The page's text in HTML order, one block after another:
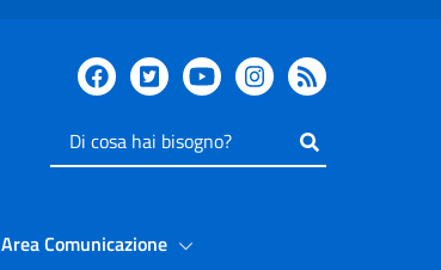
Inserisci
il
cercare
Area Comunicazione